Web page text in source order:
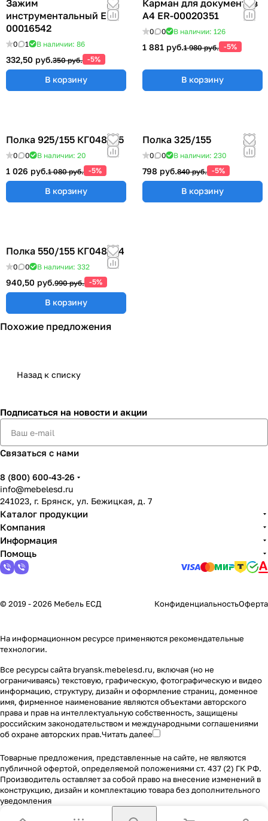
Зажим
инструментальный ER-
00016542
0 1 В наличии: 86
332,50 руб.350 руб. -5%
В корзину
Карман для документов
А4 ER-00020351
0 0 В наличии: 126
1 881 руб.1 980 руб. -5%
В корзину
Полка 925/155 КГ048825
0 0 В наличии: 20
1 026 руб.1 080 руб. -5%
В корзину
Полка 325/155
0 0 В наличии: 230
798 руб.840 руб. -5%
В корзину
Полка 550/155 КГ048824
0 0 В наличии: 332
940,50 руб.990 руб. -5%
В корзину
Похожие предложения
Назад к списку
Подписаться на новости и акции
Связаться с нами
8 (800) 600-43-26
info@mebelesd.ru
241023, г. Брянск, ул. Бежицкая, д. 7
Каталог продукции
Компания
Информация
Помощь
© 2019 - 2026 Мебель ЕСД КонфиденциальностьОферта
На информационном ресурсе применяются рекомендательные
технологии.
Все ресурсы сайта bryansk.mebelesd.ru, включая (но не
ограничиваясь) текстовую, графическую, фотографическую и видео
информацию, структуру, дизайн и оформление страниц, доменное
имя, фирменное наименование являются объектами авторского
права и прав на интеллектуальную собственность, защищены
российским законодательством и международными соглашениями
об охране авторских прав.Читать далее
Товарные предложения, представленные на сайте, не являются
публичной офертой, определяемой положениями ст. 437 (2) ГК РФ.
Производитель оставляет за собой право на внесение изменений в
конструкцию, дизайн и комплектацию товара без дополнительного
уведомления